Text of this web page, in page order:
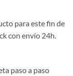
para este fin de
con envío 24h.
paso a paso